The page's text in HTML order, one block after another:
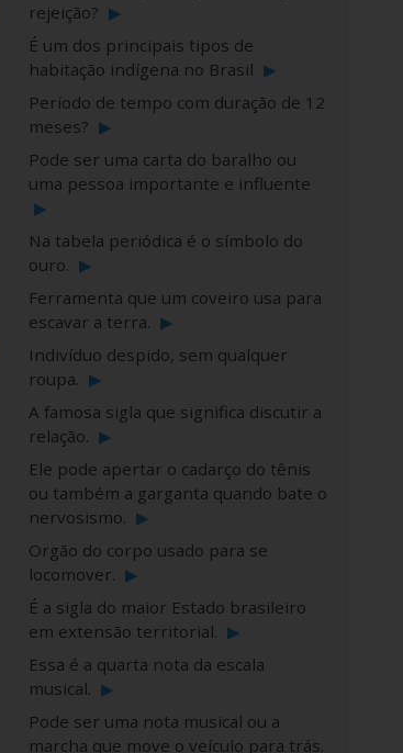
rejeição? ▶
É um dos principais tipos de
habitação indígena no Brasil ▶
Período de tempo com duração de 12
meses? ▶
Pode ser uma carta do baralho ou
uma pessoa importante e influente
▶
Na tabela periódica é o símbolo do
ouro. ▶
Ferramenta que um coveiro usa para
escavar a terra. ▶
Indivíduo despido, sem qualquer
roupa. ▶
A famosa sigla que significa discutir a
relação. ▶
Ele pode apertar o cadarço do tênis
ou também a garganta quando bate o
nervosismo. ▶
Orgão do corpo usado para se
locomover. ▶
É a sigla do maior Estado brasileiro
em extensão territorial. ▶
Essa é a quarta nota da escala
musical. ▶
Pode ser uma nota musical ou a
marcha que move o veículo para trás.